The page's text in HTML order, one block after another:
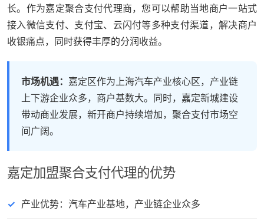
长。作为嘉定聚合支付代理商，您可以帮助当地商户一站式
接入微信支付、支付宝、云闪付等多种支付渠道，解决商户
收银痛点，同时获得丰厚的分润收益。
市场机遇： 嘉定区作为上海汽车产业核心区，产业链
上下游企业众多，商户基数大。同时，嘉定新城建设
带动商业发展，新开商户持续增加，聚合支付市场空
间广阔。
嘉定加盟聚合支付代理的优势
产业优势：汽车产业基地，产业链企业众多